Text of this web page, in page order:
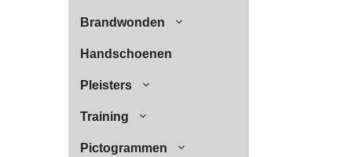
Brandwonden
Handschoenen
Pleisters
Training
Pictogrammen